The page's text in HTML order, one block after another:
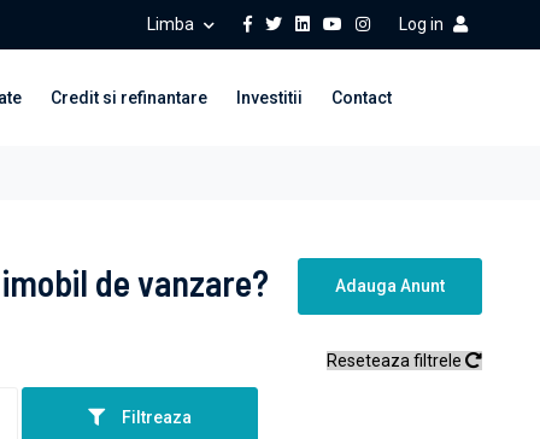
Limba Log in
Credit si refinantare Investitii Contact
de vanzare? Adauga Anunt
Reseteaza filtrele
Filtreaza